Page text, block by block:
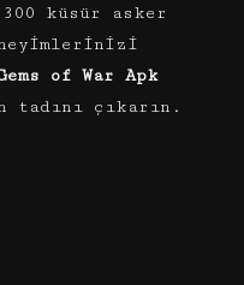
küsür asker
of War Apk
tadını çıkarın.